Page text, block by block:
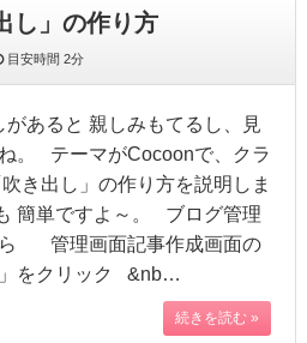
し」の作り方
目安時間 2分
あると 親しみもてるし、見
。 テーマがCocoonで、クラ
き出し」の作り方を説明しま
簡単ですよ～。 ブログ管理
ら 管理画面記事作成画面の
」をクリック &nb…
続きを読む »